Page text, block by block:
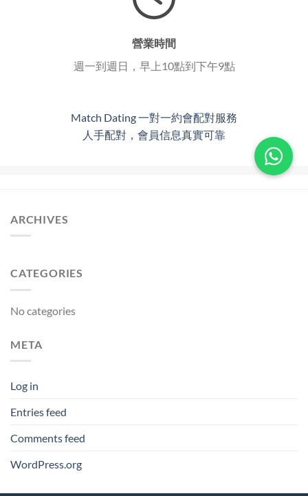
營業時間
週一到週日，早上10點到下午9點
Match Dating 一對一約會配對服務
人手配對，會員信息真實可靠
ARCHIVES
CATEGORIES
No categories
META
Log in
Entries feed
Comments feed
WordPress.org